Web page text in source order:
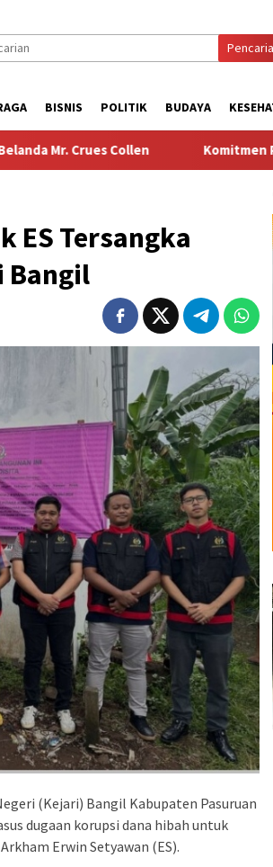
BISNIS POLITIK BUDAYA
Komitmen Pembangunan Keluarga,
ES Tersangka
Bangil
(Kejari) Bangil Kabupaten Pasuruan
dugaan korupsi dana hibah untuk
Erwin Setyawan (ES).